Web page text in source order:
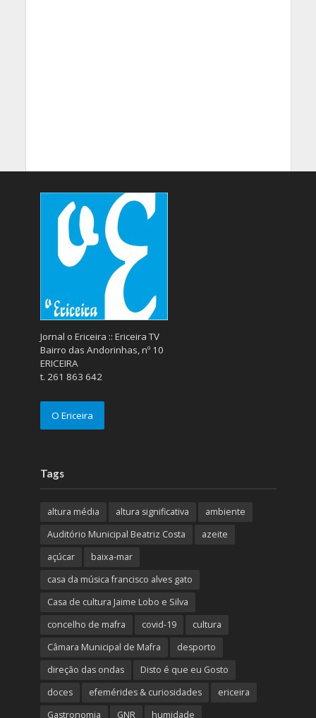
Jornal o Ericeira :: Ericeira TV
Bairro das Andorinhas, nº 10
ERICEIRA
t. 261 863 642
O Ericeira
Tags
altura média altura significativa
ambiente
Auditório Municipal Beatriz Costa
azeite
açúcar
baixa-mar
casa da música francisco alves gato
Casa de cultura Jaime Lobo e Silva
concelho de mafra
covid-19
cultura
Câmara Municipal de Mafra
desporto
direção das ondas
Disto é que eu Gosto
doces
efemérides & curiosidades
ericeira
Gastronomia
GNR humidade